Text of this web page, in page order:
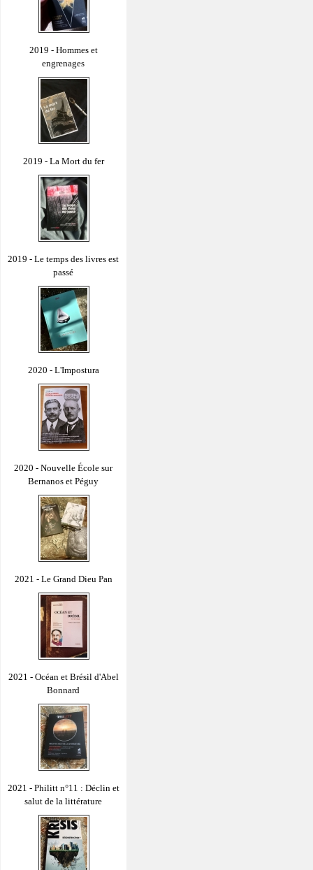
2019 - Hommes et
engrenages
2019 - La Mort du fer
2019 - Le temps des livres est
passé
2020 - L'Impostura
2020 - Nouvelle École sur
Bernanos et Péguy
2021 - Le Grand Dieu Pan
2021 - Océan et Brésil d'Abel
Bonnard
2021 - Philitt n°11 : Déclin et
salut de la littérature